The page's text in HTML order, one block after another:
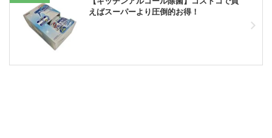
えばスーパーより圧倒的お得！